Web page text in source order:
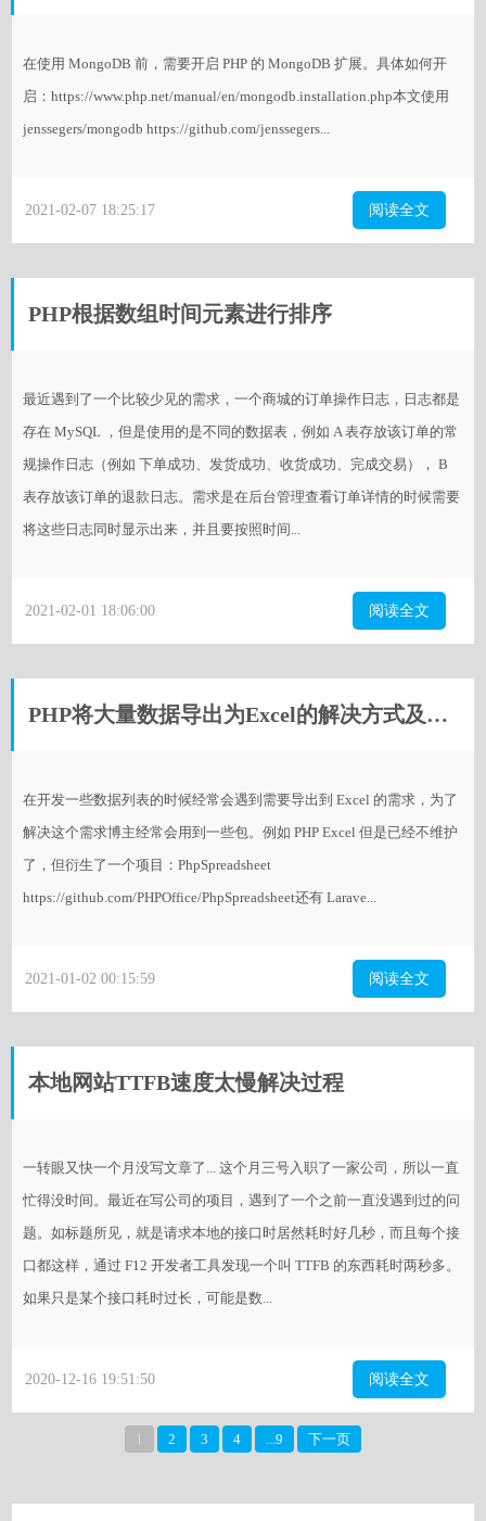
在使用 MongoDB 前，需要开启 PHP 的 MongoDB 扩展。具体如何开
启：https://www.php.net/manual/en/mongodb.installation.php本文使用
jenssegers/mongodb https://github.com/jenssegers...
2021-02-07 18:25:17 阅读全文
PHP根据数组时间元素进行排序
最近遇到了一个比较少见的需求，一个商城的订单操作日志，日志都是
存在 MySQL ，但是使用的是不同的数据表，例如 A 表存放该订单的常
规操作日志（例如 下单成功、发货成功、收货成功、完成交易）， B
表存放该订单的退款日志。需求是在后台管理查看订单详情的时候需要
将这些日志同时显示出来，并且要按照时间...
2021-02-01 18:06:00 阅读全文
PHP将大量数据导出为Excel的解决方式及性能测试
在开发一些数据列表的时候经常会遇到需要导出到 Excel 的需求，为了
解决这个需求博主经常会用到一些包。例如 PHP Excel 但是已经不维护
了，但衍生了一个项目：PhpSpreadsheet
https://github.com/PHPOffice/PhpSpreadsheet还有 Larave...
2021-01-02 00:15:59 阅读全文
本地网站TTFB速度太慢解决过程
一转眼又快一个月没写文章了... 这个月三号入职了一家公司，所以一直
忙得没时间。最近在写公司的项目，遇到了一个之前一直没遇到过的问
题。如标题所见，就是请求本地的接口时居然耗时好几秒，而且每个接
口都这样，通过 F12 开发者工具发现一个叫 TTFB 的东西耗时两秒多。
如果只是某个接口耗时过长，可能是数...
2020-12-16 19:51:50 阅读全文
1 2 3 4 ...9 下一页